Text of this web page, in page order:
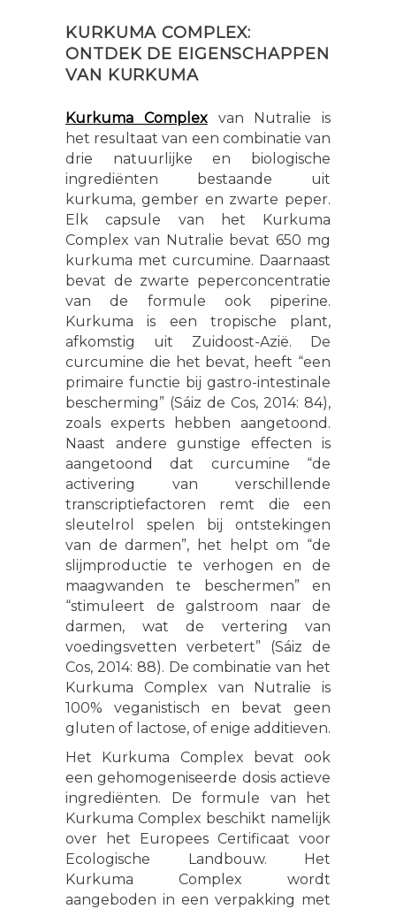
KURKUMA COMPLEX:
ONTDEK DE EIGENSCHAPPEN
VAN KURKUMA
Kurkuma Complexvan Nutralie is
het resultaat van een combinatie van
drie natuurlijke en biologische
ingrediënten bestaande uit
kurkuma, gember en zwarte peper.
Elk capsule van het Kurkuma
Complex van Nutralie bevat 650 mg
kurkuma met curcumine. Daarnaast
bevat de zwarte peperconcentratie
van de formule ook piperine.
Kurkuma is een tropische plant,
afkomstig uit Zuidoost-Azië. De
curcumine die het bevat, heeft “een
primaire functie bij gastro-intestinale
bescherming” (Sáiz de Cos, 2014: 84),
zoals experts hebben aangetoond.
Naast andere gunstige effecten is
aangetoond dat curcumine “de
activering van verschillende
transcriptiefactoren remt die een
sleutelrol spelen bij ontstekingen
van de darmen”, het helpt om “de
slijmproductie te verhogen en de
maagwanden te beschermen” en
“stimuleert de galstroom naar de
darmen, wat de vertering van
voedingsvetten verbetert” (Sáiz de
Cos, 2014: 88). De combinatie van het
Kurkuma Complex van Nutralie is
100% veganistisch en bevat geen
gluten of lactose, of enige additieven.
Het Kurkuma Complex bevat ook
een gehomogeniseerde dosis actieve
ingrediënten. De formule van het
Kurkuma Complex beschikt namelijk
over het Europees Certificaat voor
Ecologische Landbouw. Het
Kurkuma Complex wordt
aangeboden in een verpakking met